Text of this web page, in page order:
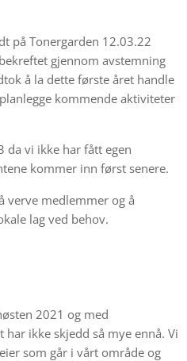
på Tonergarden 12.03.22
gjennom avstemning
å la dette første året handle
kommende aktiviteter
da vi ikke har fått egen
kommer inn først senere.
verve medlemmer og å
lag ved behov.
2021 og med
ikke skjedd så mye ennå. Vi
som går i vårt område og